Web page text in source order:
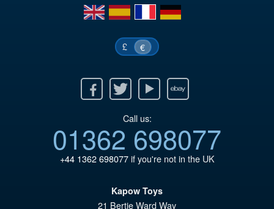
en
es fr de
£ €
Twitter Youtube Ebay
Call us:
01362 698077
+44 1362 698077if you're not in the UK
Kapow Toys
21 Bertie Ward Way